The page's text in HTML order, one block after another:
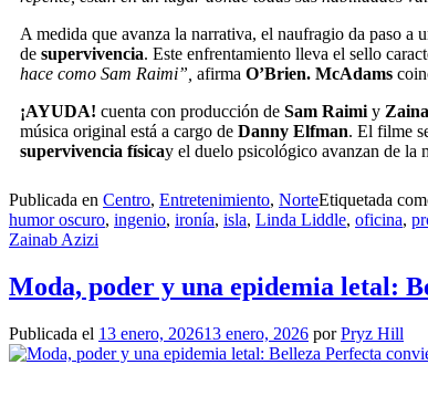
A medida que avanza la narrativa, el naufragio da paso a
de supervivencia. Este enfrentamiento lleva el sello
hace como Sam Raimi”, afirma O’Brien. McAdams
¡AYUDA! cuenta con producción de Sam Raimiy
música original está a cargo de Danny Elfman. El filme
supervivencia físicay el duelo psicológico avanzan de la
Publicada en Centro, Entretenimiento, NorteEtiquetada
humor oscuro, ingenio, ironía, isla, Linda Liddle, oficina,
Zainab Azizi
Moda, poder y una epidemia letal:
Publicada el 13 enero, 202613 enero, 2026 porPryz Hill